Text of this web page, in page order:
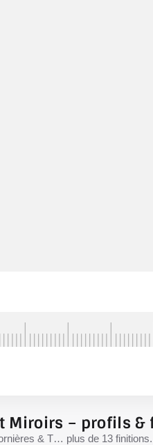
Miroirs – profils
& T… plus de 13 finitions.